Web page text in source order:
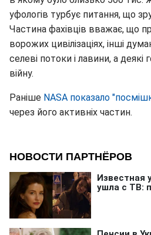
уфологів турбує питання, що
Частина фахівців вважає, що
ворожих цивілізаціях, інші
селеві потоки і лавини, а
війну.
Раніше NASA показало
через його активніх частин.